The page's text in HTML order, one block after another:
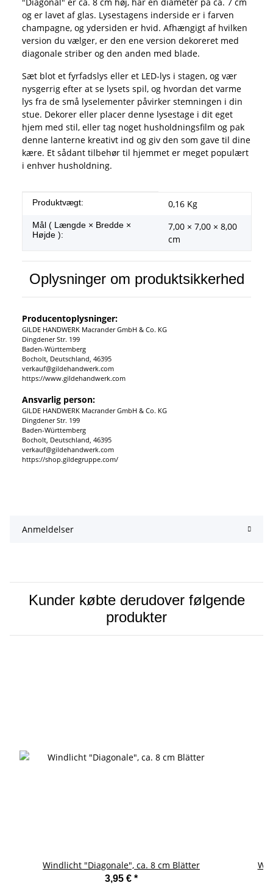
og er lavet af glas. Lysestagens inderside er i farven
champagne, og ydersiden er hvid. Afhængigt af hvilken
version du vælger, er den ene version dekoreret med
diagonale striber og den anden med blade.
Sæt blot et fyrfadslys eller et LED-lys i stagen, og vær
nysgerrig efter at se lysets spil, og hvordan det varme
lys fra de små lyselementer påvirker stemningen i din
stue. Dekorer eller placer denne lysestage i dit eget
hjem med stil, eller tag noget husholdningsfilm og pak
denne lanterne kreativt ind og giv den som gave til dine
kære. Et sådant tilbehør til hjemmet er meget populært
i enhver husholdning.
#productDetails.itemInformation#
#productDetails.itemValue#
Produktvægt: 0,16 Kg
Mål ( Længde × Bredde ×
Højde ):
7,00 × 7,00 × 8,00
cm
Oplysninger om produktsikkerhed
Producentoplysninger:
GILDE HANDWERK Macrander GmbH & Co. KG
Dingdener Str. 199
Baden-Württemberg
Bocholt, Deutschland, 46395
verkauf@gildehandwerk.com
https://www.gildehandwerk.com
Ansvarlig person:
GILDE HANDWERK Macrander GmbH & Co. KG
Dingdener Str. 199
Baden-Württemberg
Bocholt, Deutschland, 46395
verkauf@gildehandwerk.com
https://shop.gildegruppe.com/
Anmeldelser
Kunder købte derudover følgende
produkter
Windlicht "Diagonale", ca. 8 cm Blätter
3,95 € *